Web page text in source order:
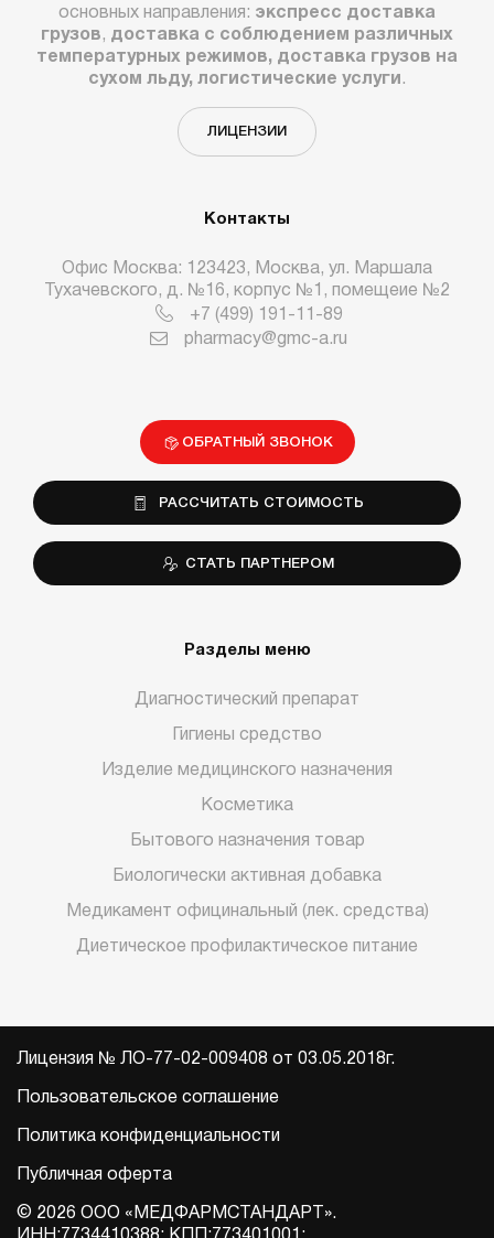
основных направления: экспресс доставка
грузов, доставка с соблюдением различных
температурных режимов, доставка грузов на
сухом льду, логистические услуги .
ЛИЦЕНЗИИ
Контакты
Офис Москва: 123423, Москва, ул. Маршала
Тухачевского, д. №16, корпус №1, помещеие №2
+7 (499) 191-11-89
pharmacy@gmc-a.ru
ОБРАТНЫЙ ЗВОНОК
РАССЧИТАТЬ СТОИМОСТЬ
СТАТЬ ПАРТНЕРОМ
Разделы меню
Диагностический препарат
Гигиены средство
Изделие медицинского назначения
Косметика
Бытового назначения товар
Биологически активная добавка
Медикамент официнальный (лек. средства)
Диетическое профилактическое питание
Лицензия № ЛО-77-02-009408 от 03.05.2018г.
Пользовательское соглашение
Политика конфиденциальности
Публичная оферта
© 2026 ООО «МЕДФАРМСТАНДАРТ».